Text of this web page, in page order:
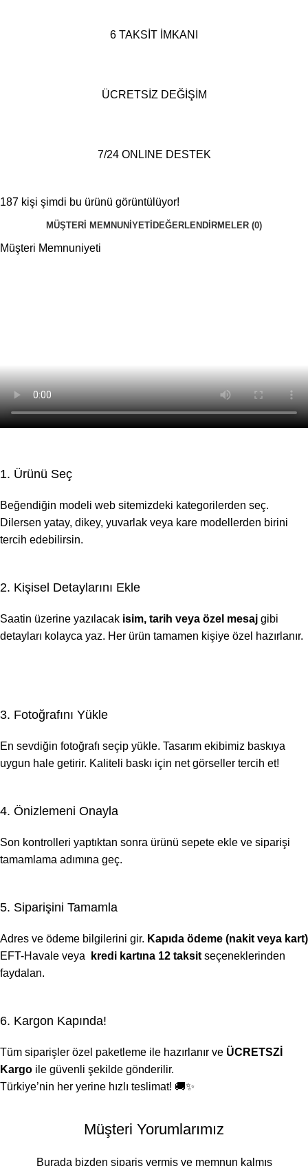
6 TAKSİT İMKANI
ÜCRETSİZ DEĞİŞİM
7/24 ONLINE DESTEK
187 kişi şimdi bu ürünü görüntülüyor!
MÜŞTERI MEMNUNIYETIDEĞERLENDIRMELER (0)
Müşteri Memnuniyeti
1. Ürünü Seç
Beğendiğin modeli web sitemizdeki kategorilerden seç.
Dilersen yatay, dikey, yuvarlak veya kare modellerden birini
tercih edebilirsin.
2. Kişisel Detaylarını Ekle
Saatin üzerine yazılacak isim, tarih veya özel mesaj gibi
detayları kolayca yaz. Her ürün tamamen kişiye özel hazırlanır.
3. Fotoğrafını Yükle
En sevdiğin fotoğrafı seçip yükle. Tasarım ekibimiz baskıya
uygun hale getirir. Kaliteli baskı için net görseller tercih et!
4. Önizlemeni Onayla
Son kontrolleri yaptıktan sonra ürünü sepete ekle ve siparişi
tamamlama adımına geç.
5. Siparişini Tamamla
Adres ve ödeme bilgilerini gir. Kapıda ödeme (nakit veya kart)
EFT-Havale veya
kredi kartına 12 taksit seçeneklerinden
faydalan.
6. Kargon Kapında!
Tüm siparişler özel paketleme ile hazırlanır ve ÜCRETSZİ
Kargo ile güvenli şekilde gönderilir.
Türkiye’nin her yerine hızlı teslimat! 🚚✨
Müşteri Yorumlarımız
Burada bizden sipariş vermiş ve memnun kalmış